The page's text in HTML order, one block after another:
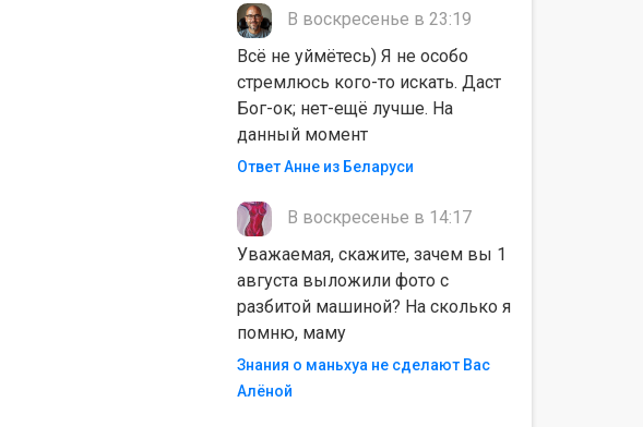
В воскресенье в 23:19
Всё не уймётесь) Я не особо
стремлюсь кого-то искать. Даст
Бог-ок; нет-ещё лучше. На
данный момент
Ответ Анне из Беларуси
В воскресенье в 14:17
Уважаемая, скажите, зачем вы 1
августа выложили фото с
разбитой машиной? На сколько я
помню, маму
Знания о маньхуа не сделают Вас
Алëной